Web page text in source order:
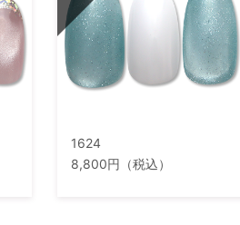
1624
8,800円（税込）